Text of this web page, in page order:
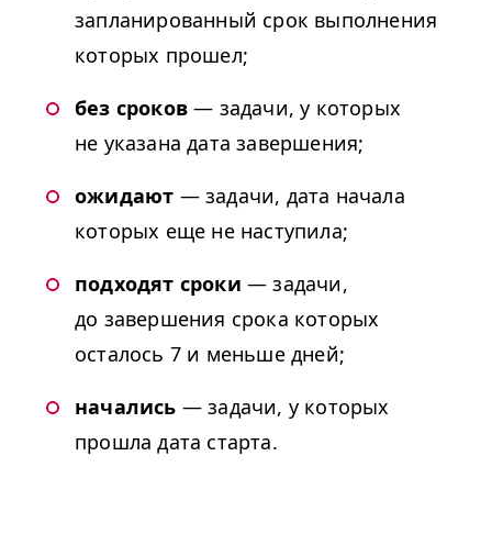
запланированный срок выполнения
которых прошел;
без сроков— задачи, у которых
не указана дата завершения;
ожидают — задачи, дата начала
которых еще не наступила;
подходят сроки — задачи,
до завершения срока которых
осталось 7 и меньше дней;
начались — задачи, у которых
прошла дата старта.